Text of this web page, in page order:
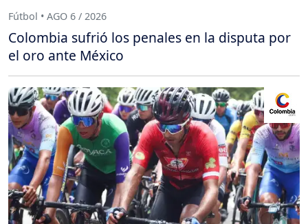
Fútbol • AGO 6 / 2026
Colombia sufrió los penales en la disputa por
el oro ante México